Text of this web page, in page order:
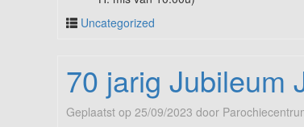
Uncategorized
70 jarig Jubileum
Geplaatst op 25/09/2023 door